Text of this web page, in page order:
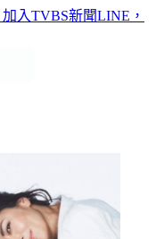
加入TVBS新聞LINE，